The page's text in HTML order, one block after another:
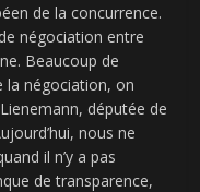
de la concurrence.
négociation entre
Beaucoup de
la négociation, on
députée de
nous ne
il n’y a pas
de transparence,